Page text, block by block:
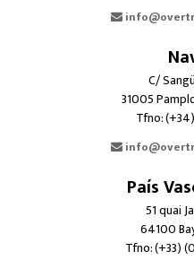
C/
31005
Tfno:
País
51 quai
64100
Tfno: (+33)